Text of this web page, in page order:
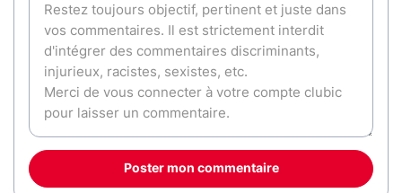
Poster mon commentaire